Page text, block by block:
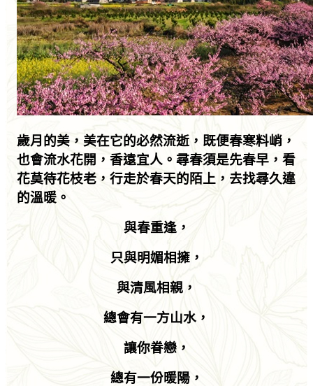
歲月的美，美在它的必然流逝，既便春寒料峭，
也會流水花開，香遠宜人。尋春須是先春早，看
花莫待花枝老，行走於春天的陌上，去找尋久違
的溫暖。
與春重逢，
只與明媚相擁，
與清風相親，
總會有一方山水，
讓你眷戀，
總有一份暖陽，